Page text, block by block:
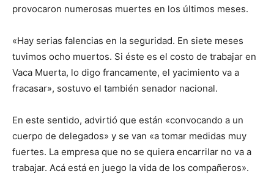
provocaron numerosas muertes en los últimos meses.
«Hay serias falencias en la seguridad. En siete meses
tuvimos ocho muertos. Si éste es el costo de trabajar en
Vaca Muerta, lo digo francamente, el yacimiento va a
fracasar», sostuvo el también senador nacional.
En este sentido, advirtió que están «convocando a un
cuerpo de delegados» y se van «a tomar medidas muy
fuertes. La empresa que no se quiera encarrilar no va a
trabajar. Acá está en juego la vida de los compañeros».